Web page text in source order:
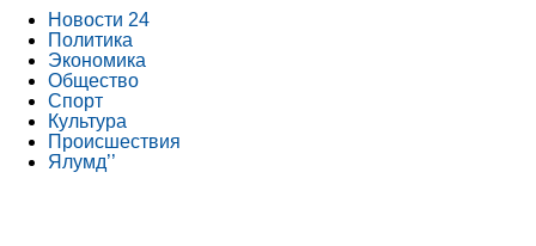
Новости 24
Политика
Экономика
Общество
Спорт
Культура
Происшествия
Ялумд’’